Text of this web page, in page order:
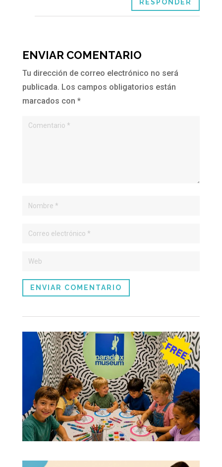
RESPONDER
ENVIAR COMENTARIO
Tu dirección de correo electrónico no será
publicada. Los campos obligatorios están
marcados con *